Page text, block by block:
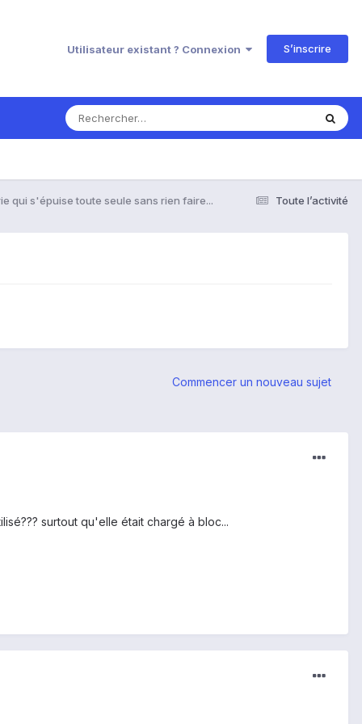
Utilisateur existant ? Connexion S’inscrire
Toute l’activité
qui s'épuise toute seule sans rien faire...
Commencer un nouveau sujet
surtout qu'elle était chargé à bloc...